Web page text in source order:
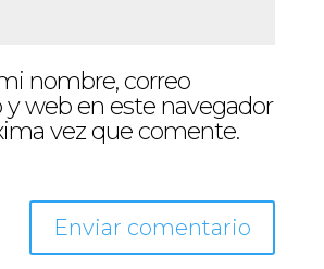
nombre, correo
web en este navegador
vez que comente.